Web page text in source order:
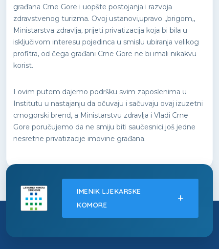
građana Crne Gore i uopšte postojanja i razvoja
zdravstvenog turizma. Ovoj ustanovi,upravo ,,brigom,,
Ministarstva zdravlja, prijeti privatizacija koja bi bila u
isključivom interesu pojedinca u smislu ubiranja velikog
profitra, od čega građani Crne Gore ne bi imali nikakvu
korist.
I ovim putem dajemo podršku svim zaposlenima u
Institutu u nastajanju da očuvaju i sačuvaju ovaj izuzetni
crnogorski brend, a Ministarstvu zdravlja i Vladi Crne
Gore poručujemo da ne smiju biti saučesnici još jedne
nesretne privatizacije imovine građana.
IMENIK LJEKARSKE
KOMORE